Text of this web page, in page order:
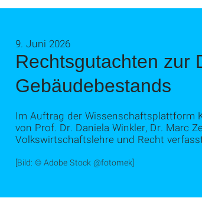
Rechtsgutachten zur
Gebäudebestands
9. Juni 2026
Im Auftrag der Wissenschaftsplattform
von Prof. Dr. Daniela Winkler, Dr. Marc
Volkswirtschaftslehre und Recht
[Bild: © Adobe Stock @fotomek]